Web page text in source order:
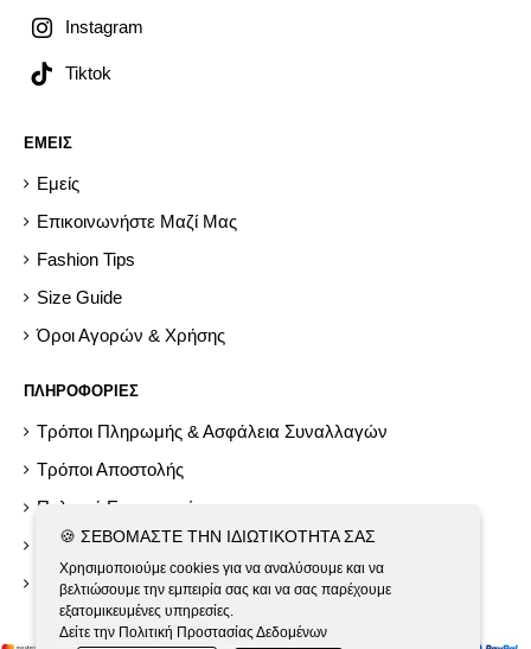
Instagram
Tiktok
ΕΜΕΙΣ
Εμείς
Επικοινωνήστε Μαζί Μας
Fashion Tips
Size Guide
Όροι Αγορών & Χρήσης
ΠΛΗΡΟΦΟΡΙΕΣ
Τρόποι Πληρωμής & Ασφάλεια Συναλλαγών
Τρόποι Αποστολής
Πολιτική Επιστροφών
Help
Εργαλεία GDPR
🍪 ΣΕΒΌΜΑΣΤΕ ΤΗΝ ΙΔΙΩΤΙΚΌΤΗΤΆ ΣΑΣ
Χρησιμοποιούμε cookies για να αναλύσουμε και να
βελτιώσουμε την εμπειρία σας και να σας παρέχουμε
εξατομικευμένες υπηρεσίες.
Δείτε την Πολιτική Προστασίας Δεδομένων